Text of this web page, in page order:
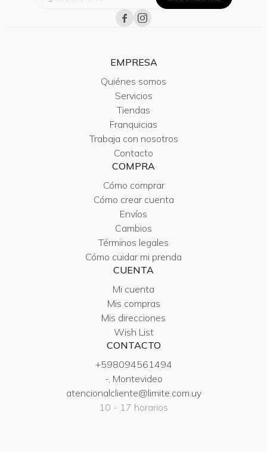
 
EMPRESA
Quiénes somos
Servicios
Tiendas
Franquicias
Trabaja con nosotros
Contacto
COMPRA
Cómo comprar
Cómo crear cuenta
Envíos
Cambios
Términos legales
Cómo cuidar mi prenda
CUENTA
Mi cuenta
Mis compras
Mis direcciones
Wish List
CONTACTO
+598094561494
-, Montevideo
atencionalcliente@limite.com.uy
10 - 17 horarios